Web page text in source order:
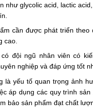
như glycolic acid, lactic
cần được phát triển
cao.
đội ngũ nhân viên có
nghiệp và đáp ứng tốt
là yếu tố quan trọng ảnh
áp dụng các quy trình
bảo sản phẩm đạt chất